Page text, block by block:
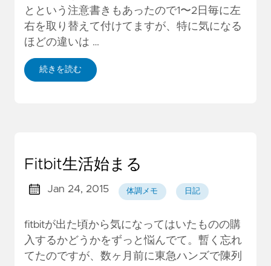
とという注意書きもあったので1〜2日毎に左
右を取り替えて付けてますが、特に気になる
ほどの違いは …
続きを読む
Fitbit生活始まる
Jan 24, 2015 体調メモ 日記
fitbitが出た頃から気になってはいたものの購
入するかどうかをずっと悩んでて。暫く忘れ
てたのですが、数ヶ月前に東急ハンズで陳列